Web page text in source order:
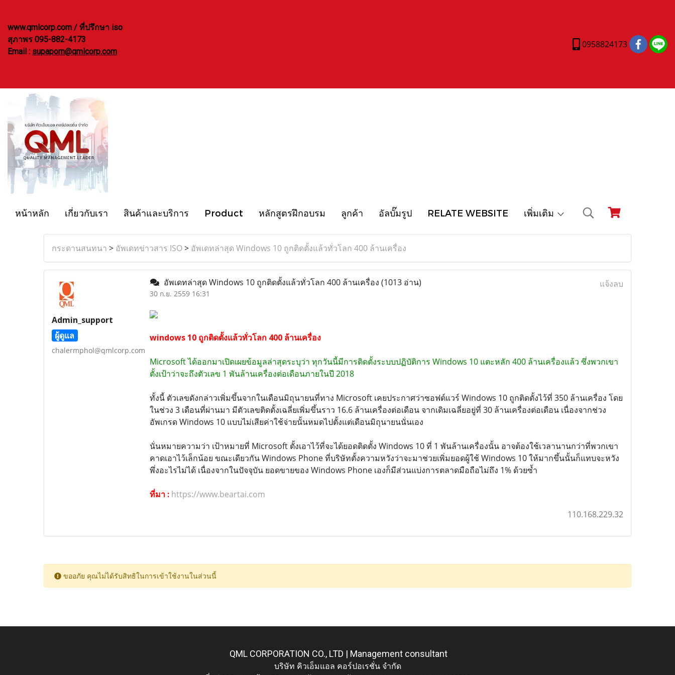
www.qmlcorp.com / ที่ปรึกษา iso
สุภาพร 095-882-4173
Email : supaporn@qmlcorp.com
0958824173
หน้าหลัก เกี่ยวกับเรา สินค้าและบริการ Product หลักสูตรฝึกอบรม ลูกค้า อัลบั๊มรูป RELATE WEBSITE เพิ่มเติม
กระดานสนทนา > อัพเดทข่าวสาร ISO> อัพเดทล่าสุด Windows 10 ถูกติดตั้งแล้วทั่วโลก 400 ล้านเครื่อง
Admin_support
ผู้ดูแล
chalermphol@qmlcorp.com
อัพเดทล่าสุด Windows 10 ถูกติดตั้งแล้วทั่วโลก 400 ล้านเครื่อง (1013 อ่าน)
30 ก.ย. 2559 16:31
แจ้งลบ
windows 10 ถูกติดตั้งแล้วทั่วโลก 400 ล้านเครื่อง
Microsoft ได้ออกมาเปิดเผยข้อมูลล่าสุดระบุว่า ทุกวันนี้มีการติดตั้งระบบปฏิบัติการ Windows 10 แตะหลัก 400 ล้านเครื่องแล้ว ซึ่งพวกเขา
ตั้งเป้าว่าจะถึงตัวเลข 1 พันล้านเครื่องต่อเดือนภายในปี 2018
ทั้งนี้ ตัวเลขดังกล่าวเพิ่มขึ้นจากในเดือนมิถุนายนที่ทาง Microsoft เคยประกาศว่าซอฟต์แวร์ Windows 10 ถูกติดตั้งไว้ที่ 350 ล้านเครื่อง โดย
ในช่วง 3 เดือนที่ผ่านมา มีตัวเลขติดตั้งเฉลี่ยเพิ่มขึ้นราว 16.6 ล้านเครื่องต่อเดือน จากเดิมเฉลี่ยอยู่ที่ 30 ล้านเครื่องต่อเดือน เนื่องจากช่วง
อัพเกรด Windows 10 แบบไม่เสียค่าใช้จ่ายนั้นหมดไปตั้งแต่เดือนมิถุนายนนั่นเอง
นั่นหมายความว่า เป้าหมายที่ Microsoft ตั้งเอาไว้ที่จะได้ยอดติดตั้ง Windows 10 ที่ 1 พันล้านเครื่องนั้น อาจต้องใช้เวลานานกว่าที่พวกเขา
คาดเอาไว้เล็กน้อย ขณะเดียวกัน Windows Phone ที่บริษัทตั้งความหวังว่าจะมาช่วยเพิ่มยอดผู้ใช้ Windows 10 ให้มากขึ้นนั้นก็แทบจะหวัง
พึ่งอะไรไม่ได้ เนื่องจากในปัจจุบัน ยอดขายของ Windows Phone เองก็มีส่วนแบ่งการตลาดมือถือไม่ถึง 1% ด้วยซ้ำ
ที่มา : https://www.beartai.com
110.168.229.32
ขออภัย คุณไม่ได้รับสิทธิในการเข้าใช้งานในส่วนนี้
QML CORPORATION CO., LTD | Management consultant
บริษัท คิวเอ็มแอล คอร์ปอเรชั่น จำกัด